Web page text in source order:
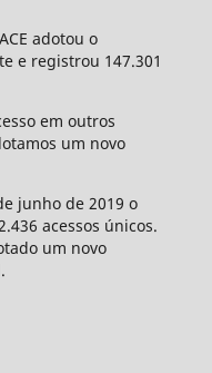
adotou o
e registrou 147.301
em outros
um novo
junho de 2019 o
acessos únicos.
um novo